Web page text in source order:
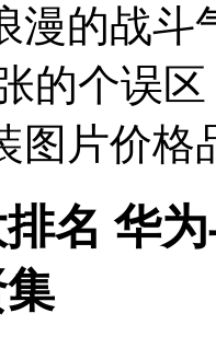
漫的战斗
的个误
图片价格
名 华